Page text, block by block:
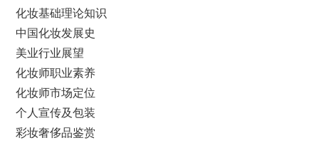
化妆基础理论知识
中国化妆发展史
美业行业展望
化妆师职业素养
化妆师市场定位
个人宣传及包装
彩妆奢侈品鉴赏